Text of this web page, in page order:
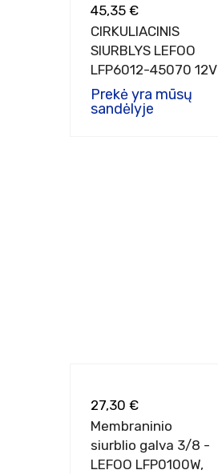
45,35 €
CIRKULIACINIS
SIURBLYS LEFOO
LFP6012-45070 12V
Prekė yra mūsų
sandėlyje
27,30 €
Membraninio
siurblio galva 3/8 -
LEFOO LFP0100W,